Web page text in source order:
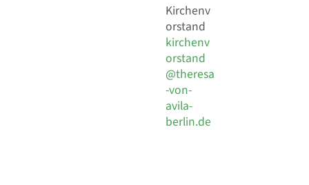
Kirchenv
orstand
kirchenv
orstand
@theresa
-von-
avila-
berlin.de